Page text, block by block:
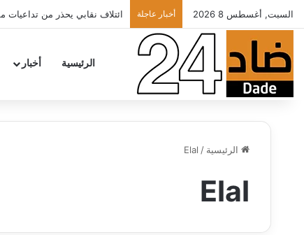
السبت, أغسطس 8 2026 أخبار عاجلة ائتلاف نقابي يحذر من تداعيات
الرئيسية أخبار
الرئيسية /
Elal
Elal